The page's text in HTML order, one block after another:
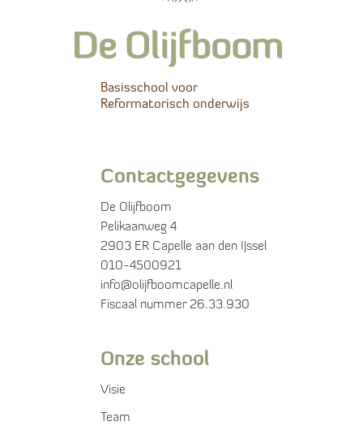
Basisschool voor
Reformatorisch onderwijs
Contactgegevens
De Olijfboom
Pelikaanweg 4
2903 ER Capelle aan den IJssel
010-4500921
info@olijfboomcapelle.nl
Fiscaal nummer 26.33.930
Onze school
Visie
Team